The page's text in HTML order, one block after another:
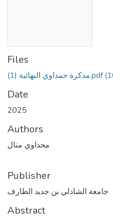
Files
مذكرة حمداوي النهائية (1).pdf
Date
2025
Authors
محداوي منال
Publisher
جامعة الشادلي بن جديد الطارف
Abstract